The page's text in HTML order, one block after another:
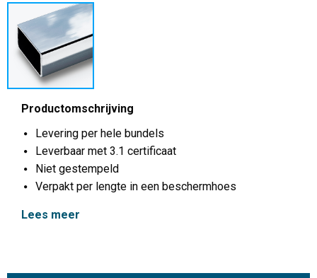
Productomschrijving
Levering per hele bundels
Leverbaar met 3.1 certificaat
Niet gestempeld
Verpakt per lengte in een beschermhoes
Lees meer